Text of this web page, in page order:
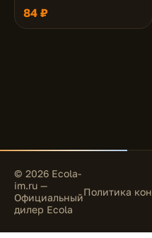
84 ₽
© 2026 Ecola-
im.ru —
Официальный
дилер Ecola
Политика